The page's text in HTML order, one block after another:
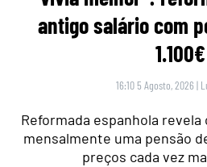
antigo salário com
1.100€
16:10 5 Agosto, 2026 |
Reformada espanhola
mensalmente uma pensão
preços cada vez